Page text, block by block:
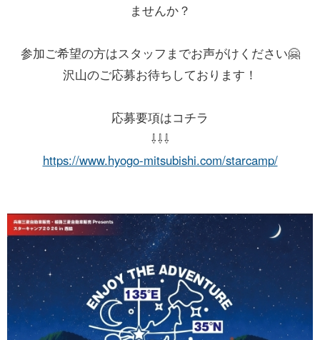
ませんか？
参加ご希望の方はスタッフまでお声がけください🤗
沢山のご応募お待ちしております！
応募要項はコチラ
⇩⇩⇩
https://www.hyogo-mitsubishi.com/starcamp/